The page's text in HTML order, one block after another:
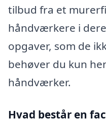
tilbud fra et
håndværkere i
opgaver, som de
behøver du kun
håndværker.
Hvad består en